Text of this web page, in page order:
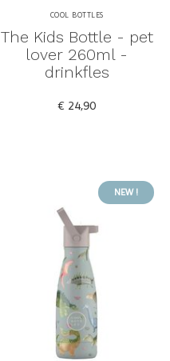
COOL BOTTLES
The Kids Bottle - pet
lover 260ml -
drinkfles
€ 24,90
NEW !